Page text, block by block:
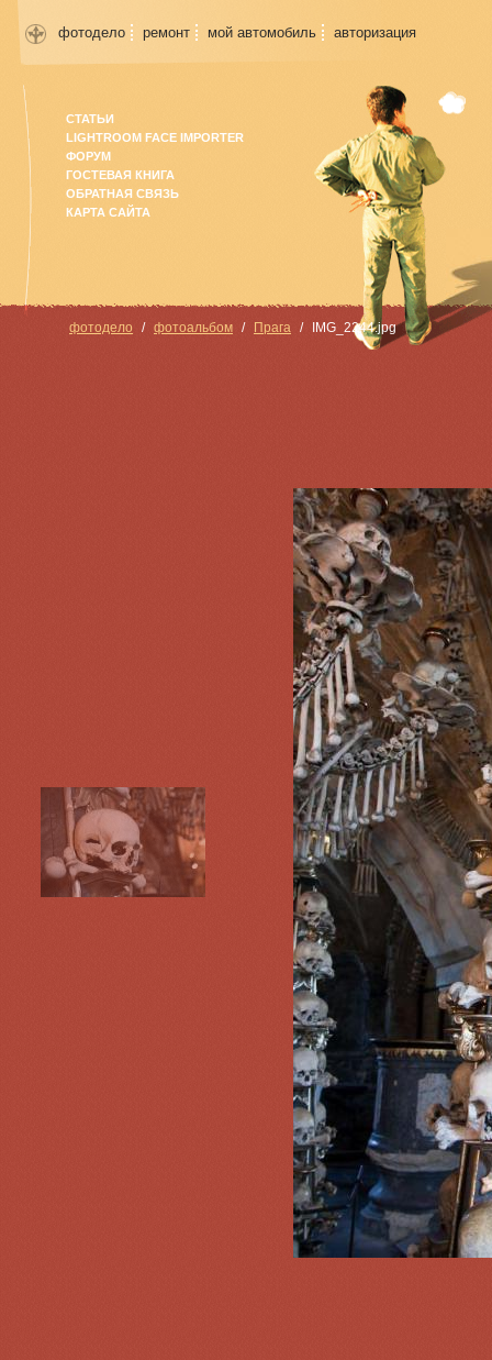
фотодело ремонт мой автомобиль авторизация
СТАТЬИ
LIGHTROOM FACE IMPORTER
ФОРУМ
ГОСТЕВАЯ КНИГА
ОБРАТНАЯ СВЯЗЬ
КАРТА САЙТА
фотодело фотоальбом Прага IMG_2244.jpg